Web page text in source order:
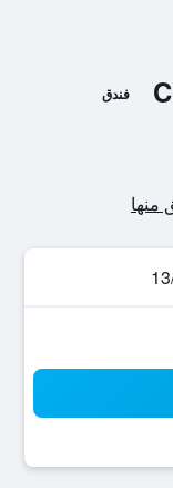
فندق